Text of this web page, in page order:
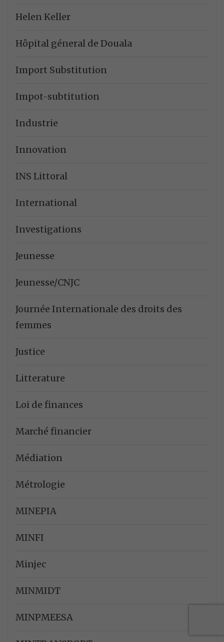
Helen Keller
Hôpital géneral de Douala
Import Substitution
Impot-subtitution
Industrie
Innovation
INS Littoral
International
Investigations
Jeunesse
Jeunesse/CNJC
Journée Internationale des droits des
femmes
Justice
Litterature
Loi de finances
Marché financier
Médiation
Métrologie
MINEPIA
MINFI
Minjec
MINMIDT
MINPMEESA